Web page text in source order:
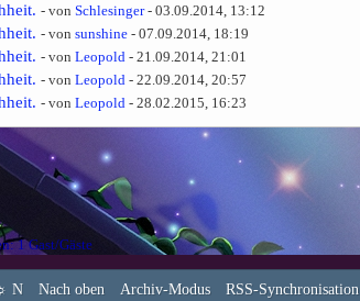
- von Schlesinger- 03.09.2014, 13:12
- von sunshine - 07.09.2014, 18:19
- von Leopold - 21.09.2014, 21:01
- von Leopold - 22.09.2014, 20:57
- von Leopold - 28.02.2015, 16:23
1 Gast/Gäste
N Nach oben Archiv-Modus RSS-Synchronisation